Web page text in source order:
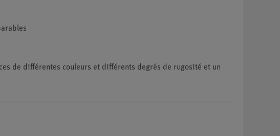
de différentes couleurs et différents degrés de rugosité et un